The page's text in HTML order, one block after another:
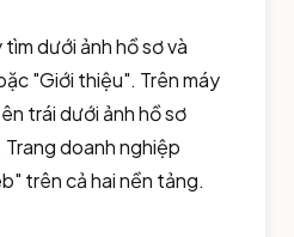
dưới ảnh hồ sơ và
"Giới thiệu". Trên máy
trái dưới ảnh hồ sơ
doanh nghiệp
trên cả hai nền tảng.